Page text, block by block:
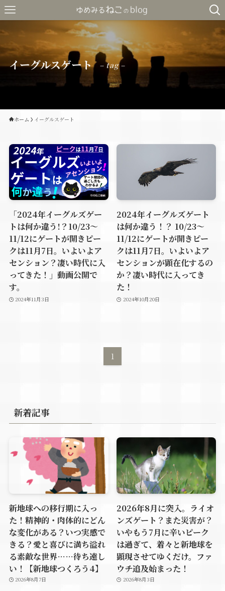
イーグルスゲート – tag –
ホーム イーグルスゲート
「2024年イーグルズゲー
トは何か違う!？10/23～
11/12にゲートが開きピー
クは11月7日。いよいよア
センション？凄い時代に入
ってきた！」動画公開で
す。
2024年11月3日
2024年イーグルズゲート
は何か違う！？ 10/23～
11/12にゲートが開きピー
クは11月7日。いよいよア
センションが顕在化するの
か？凄い時代に入ってき
た！
2024年10月20日
1
新着記事
新地球への移行期に入っ
た！精神的・肉体的にどん
な変化がある？いつ実感で
きる？愛と喜びに満ち溢れ
る素敵な世界……待ち遠し
い！【新地球つくろう4】
2026年8月7日
2026年8月に突入。ライオ
ンズゲート？また災害が？
いやもう7月に辛いピーク
は過ぎて、着々と新地球を
顕現させてゆくだけ。ファ
ウチ追及始まった！
2026年8月3日